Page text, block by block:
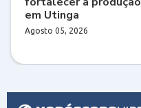
em Utinga
Agosto 05, 2026